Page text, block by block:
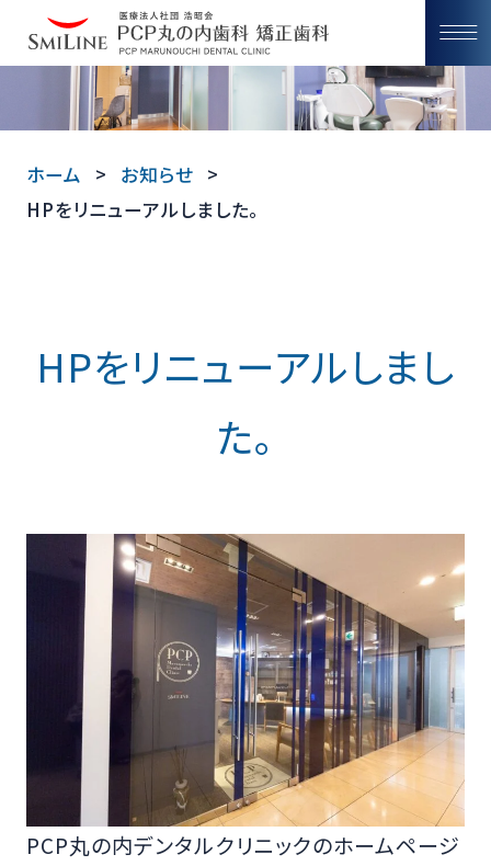
ホーム
お知らせ
HPをリニューアルしました。
HPをリニューアルしまし
た。
PCP丸の内デンタルクリニックのホームページ